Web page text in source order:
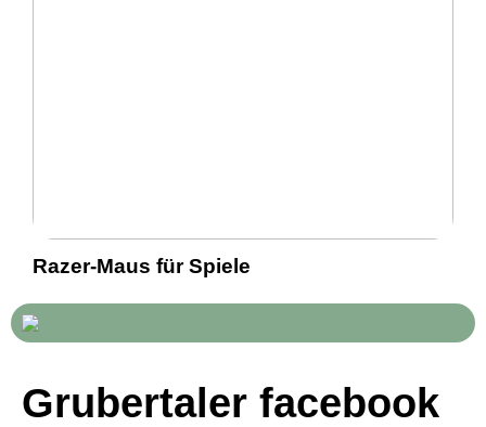
Razer-Maus für Spiele
Grubertaler facebook